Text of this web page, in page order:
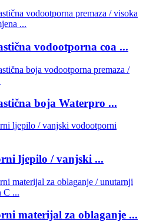
vodootporna coa ...
boja Waterpro ...
ljepilo / vanjski ...
materijal za oblaganje ...